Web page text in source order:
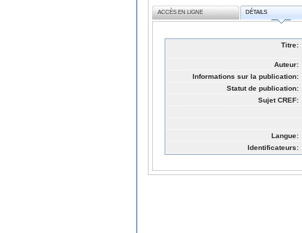
ACCÈS EN LIGNE DÉTAILS
Titre:
Auteur:
Informations sur la publication:
Statut de publication:
Sujet CREF:
Langue:
Identificateurs: